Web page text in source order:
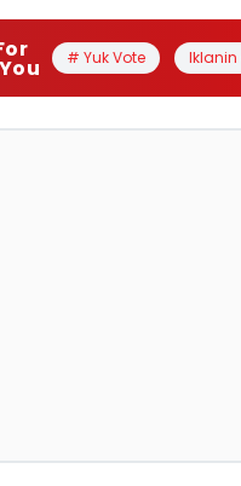
You # Yuk Vote Iklanin